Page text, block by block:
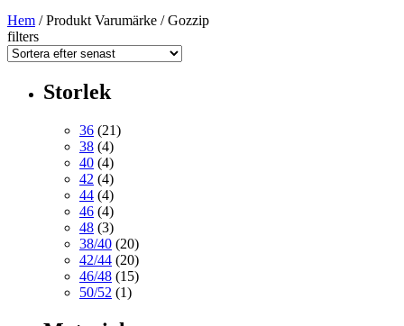
Hem / Produkt Varumärke / Gozzip
filters
Storlek
36 (21)
38 (4)
40 (4)
42 (4)
44 (4)
46 (4)
48 (3)
38/40 (20)
42/44 (20)
46/48 (15)
50/52 (1)